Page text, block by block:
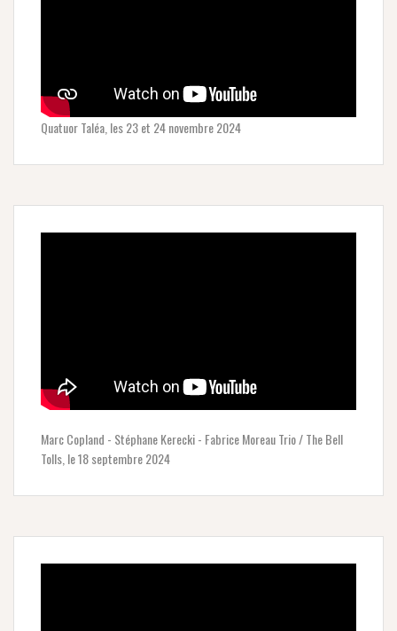
Quatuor Taléa, les 23 et 24 novembre 2024
Marc Copland - Stéphane Kerecki - Fabrice Moreau Trio / The Bell
Tolls, le 18 septembre 2024